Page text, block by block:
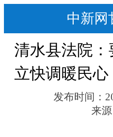
中新网
清水县法院
立快调暖民心
发布时间：
来源